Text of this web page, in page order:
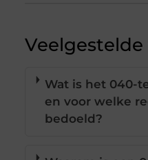
Wat is het 040-
en voor welke
bedoeld?